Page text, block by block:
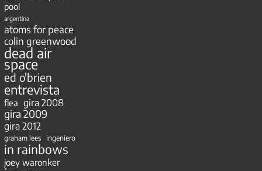
pool
argentina
atoms for peace
colin greenwood
dead air
space
ed o'brien
entrevista
flea gira 2008
gira 2009
gira 2012
graham lees ingeniero
in rainbows
joey waronker